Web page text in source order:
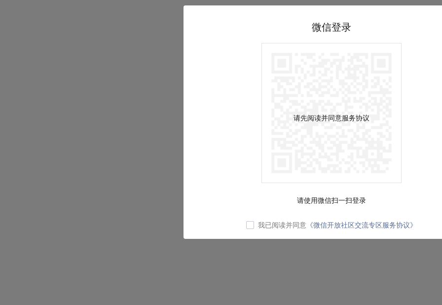
微信登录
请先阅读并同意服务协议
请使用微信扫一扫登录
我已阅读并同意 《微信开放社区交流专区服务协议》